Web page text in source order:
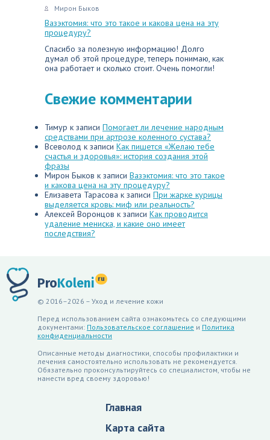
Мирон Быков
Вазэктомия: что это такое и какова цена на эту
процедуру?
Спасибо за полезную информацию! Долго
думал об этой процедуре, теперь понимаю, как
она работает и сколько стоит. Очень помогли!
Свежие комментарии
Тимур к записи Помогает ли лечение народным
средствами при артрозе коленного сустава?
Всеволод к записи Как пишется «Желаю тебе
счастья и здоровья»: история создания этой
фразы
Мирон Быков к записи Вазэктомия: что это такое
и какова цена на эту процедуру?
Елизавета Тарасова к записи При жарке курицы
выделяется кровь: миф или реальность?
Алексей Воронцов к записи Как проводится
удаление мениска, и какие оно имеет
последствия?
ProKoleni ru
© 2016–2026 – Уход и лечение кожи
Перед использованием сайта ознакомьтесь со следующими
документами: Пользовательское соглашение и Политика
конфиденциальности
Описанные методы диагностики, способы профилактики и
лечения самостоятельно использовать не рекомендуется.
Обязательно проконсультируйтесь со специалистом, чтобы не
нанести вред своему здоровью!
Главная
Карта сайта